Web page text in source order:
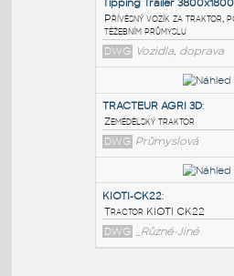
Tractor trailer:
Traktor - přívěs
DWG Vozidla,
Tipping Trailer
Přívěsný vozík za
těžebním průmyslu
DWG Vozidla,